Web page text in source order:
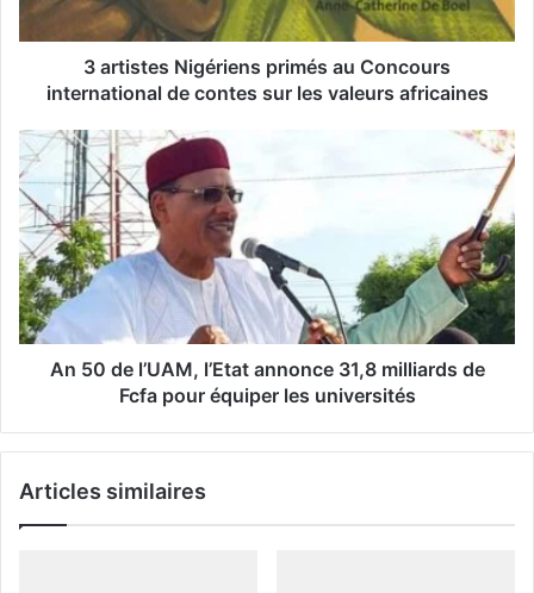
e
m
a
i
l
3 artistes Nigériens primés au Concours
international de contes sur les valeurs africaines
An 50 de l’UAM, l’Etat annonce 31,8 milliards de
Fcfa pour équiper les universités
Articles similaires